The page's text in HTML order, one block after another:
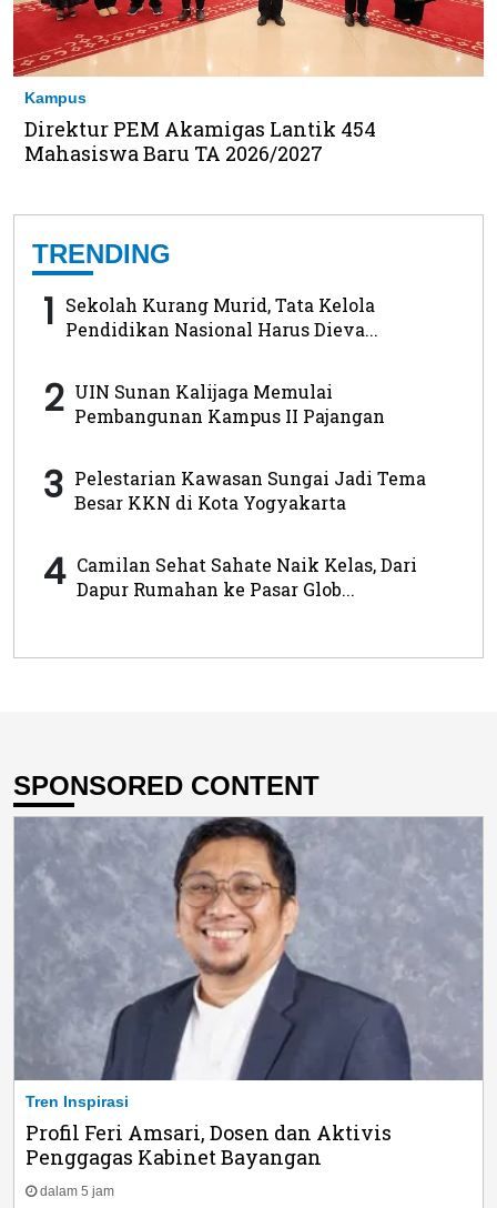
Kampus
Direktur PEM Akamigas Lantik 454
Mahasiswa Baru TA 2026/2027
TRENDING
1 Sekolah Kurang Murid, Tata Kelola
Pendidikan Nasional Harus Dieva...
2 UIN Sunan Kalijaga Memulai
Pembangunan Kampus II Pajangan
3 Pelestarian Kawasan Sungai Jadi Tema
Besar KKN di Kota Yogyakarta
4 Camilan Sehat Sahate Naik Kelas, Dari
Dapur Rumahan ke Pasar Glob...
SPONSORED CONTENT
Tren Inspirasi
Profil Feri Amsari, Dosen dan Aktivis
Penggagas Kabinet Bayangan
dalam 5 jam